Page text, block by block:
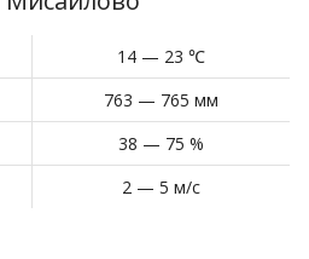
14 — 23 ℃
763 — 765 мм
38 — 75 %
2 — 5 м/с